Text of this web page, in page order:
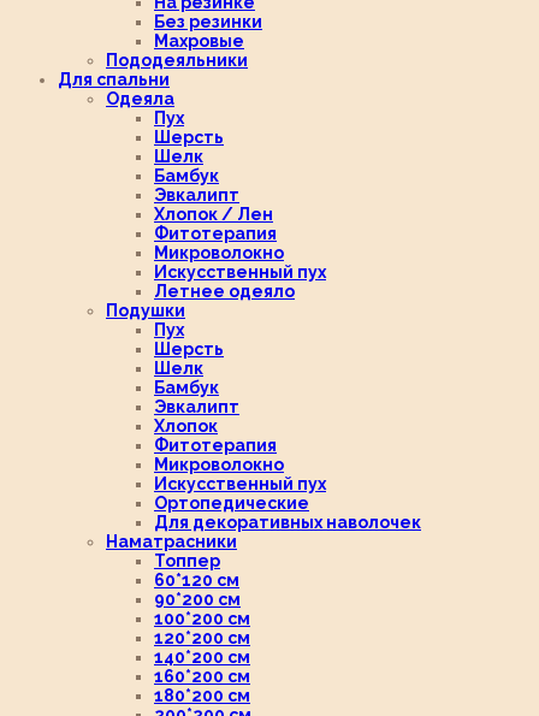
Без резинки
Махровые
Пододеяльники
Для спальни
Одеяла
Пух
Шерсть
Шелк
Бамбук
Эвкалипт
Хлопок / Лен
Фитотерапия
Микроволокно
Искусственный пух
Летнее одеяло
Подушки
Пух
Шерсть
Шелк
Бамбук
Эвкалипт
Хлопок
Фитотерапия
Микроволокно
Искусственный пух
Ортопедические
Для декоративных наволочек
Наматрасники
Топпер
60*120 см
90*200 см
100*200 см
120*200 см
140*200 см
160*200 см
180*200 см